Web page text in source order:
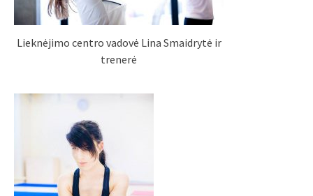
Lieknėjimo centro vadovė Lina Smaidrytė ir
trenerė